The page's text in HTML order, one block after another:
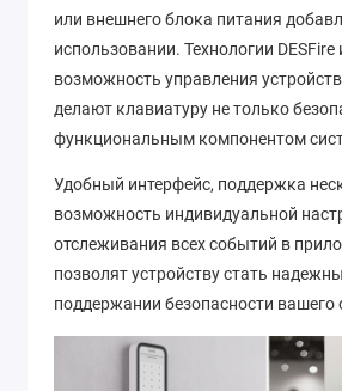
или внешнего блока питания
использовании. Технологии DESFire
возможность управления
делают клавиатуру не только
функциональным компонентом
Удобный интерфейс, поддержка
возможность индивидуальной
отслеживания всех событий в
позволят устройству стать
поддержании безопасности вашего